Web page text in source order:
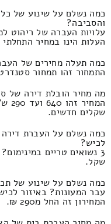
כמה נשלם על שינוע של
והסביבה?
עלויות העברה של ריהוט
העלות הינו במחיר התחלתי של 210 שקל
כמה תעלה מחירים של
התמחור זהו תמחור
מה מחיר הובלת דירה של
שקלים חדשים.
כמה נשלם על העברת דירה
לכיש?
שקל.
כמה נשלם על שינוע של
עבר המעונות? באיזור
המחירון זה החל מ290 ₪.